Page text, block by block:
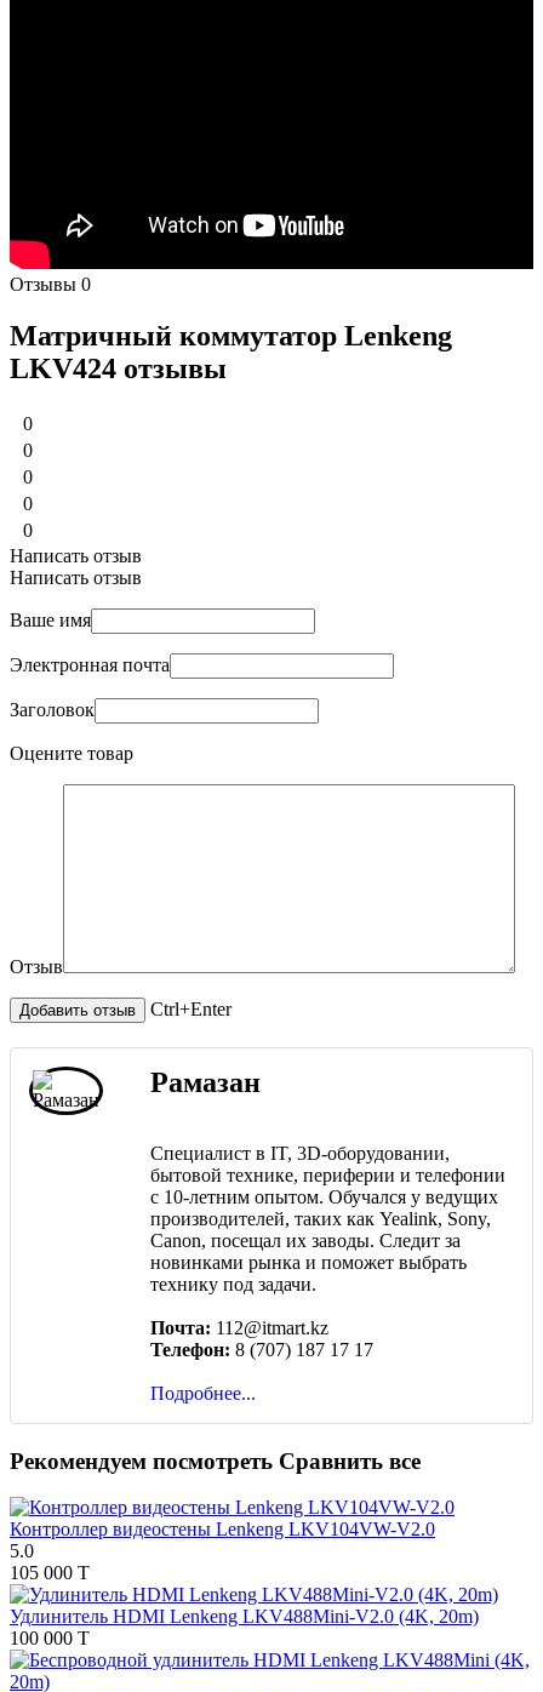
Отзывы 0
Матричный коммутатор Lenkeng
LKV424 отзывы
0
0
0
0
0
Написать отзыв
Написать отзыв
Ваше имя
Электронная почта
Заголовок
Оцените товар
Отзыв
Ctrl+Enter
Рамазан
Специалист в IT, 3D-оборудовании,
бытовой технике, периферии и телефонии
с 10-летним опытом. Обучался у ведущих
производителей, таких как Yealink, Sony,
Canon, посещал их заводы. Следит за
новинками рынка и поможет выбрать
технику под задачи.
Почта: 112@itmart.kz
Телефон: 8 (707) 187 17 17
Подробнее...
Рекомендуем посмотреть Сравнить все
Контроллер видеостены Lenkeng LKV104VW-V2.0
5.0
105 000 T
Удлинитель HDMI Lenkeng LKV488Mini-V2.0 (4K, 20m)
100 000 T